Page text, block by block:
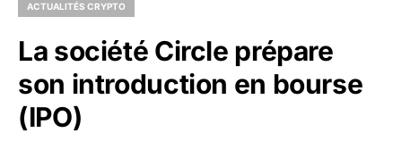
ACTUALITÉS CRYPTO
La société Circle prépare
son introduction en bourse
(IPO)